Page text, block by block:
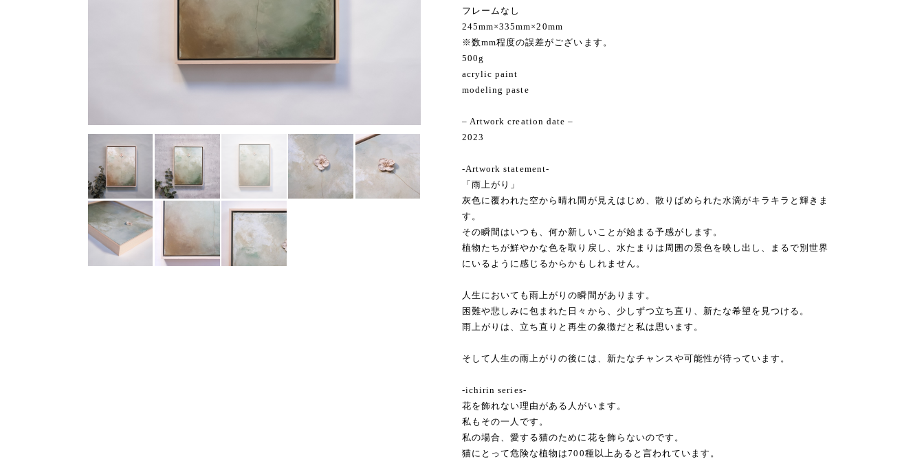
フレームなし
245mm×335mm×20mm
※数mm程度の誤差がございます。
500g
acrylic paint
modeling paste
– Artwork creation date –
2023
-Artwork statement-
「雨上がり」
灰色に覆われた空から晴れ間が見えはじめ、散りばめられた水滴がキラキラと輝きま
す。
その瞬間はいつも、何か新しいことが始まる予感がします。
植物たちが鮮やかな色を取り戻し、水たまりは周囲の景色を映し出し、まるで別世界
にいるように感じるからかもしれません。
人生においても雨上がりの瞬間があります。
困難や悲しみに包まれた日々から、少しずつ立ち直り、新たな希望を見つける。
雨上がりは、立ち直りと再生の象徴だと私は思います。
そして人生の雨上がりの後には、新たなチャンスや可能性が待っています。
-ichirin series-
花を飾れない理由がある人がいます。
私もその一人です。
私の場合、愛する猫のために花を飾らないのです。
猫にとって危険な植物は700種以上あると言われています。